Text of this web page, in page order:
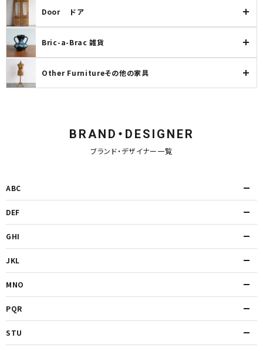
Door ドア
Bric-a-Brac 雑貨
Other Furnitureその他の家具
BRAND・DESIGNER
ブランド・デザイナー一覧
ABC
DEF
GHI
JKL
MNO
PQR
STU